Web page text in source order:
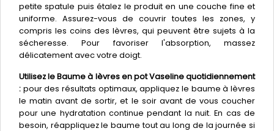
petite spatule puis étalez le produit en une couche fine et
uniforme. Assurez-vous de couvrir toutes les zones, y
compris les coins des lèvres, qui peuvent être sujets à la
sécheresse. Pour favoriser l'absorption, massez
délicatement avec votre doigt.
Utilisez le Baume à lèvres en pot Vaseline quotidiennement
: pour des résultats optimaux, appliquez le baume à lèvres
le matin avant de sortir, et le soir avant de vous coucher
pour une hydratation continue pendant la nuit. En cas de
besoin, réappliquez le baume tout au long de la journée si